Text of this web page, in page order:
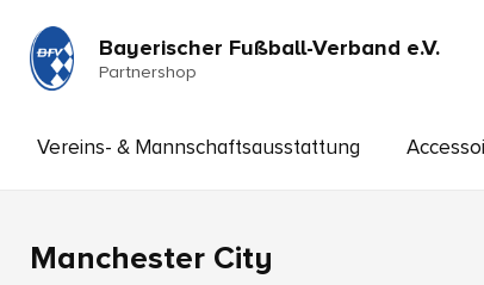
Bayerischer Fußball-Verband e.V.
Partnershop
Vereins- & Mannschaftsausstattung
Manchester City